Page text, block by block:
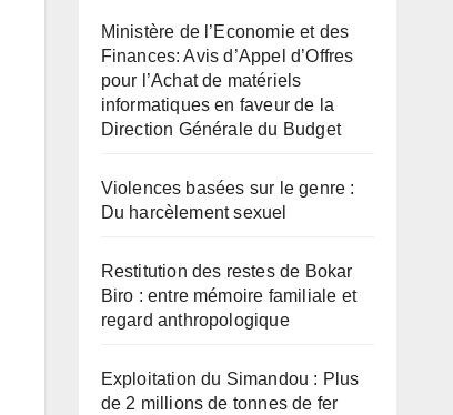
Ministère de l’Economie et des
Finances: Avis d’Appel d’Offres
pour l’Achat de matériels
informatiques en faveur de la
Direction Générale du Budget
Violences basées sur le genre :
Du harcèlement sexuel
Restitution des restes de Bokar
Biro : entre mémoire familiale et
regard anthropologique
Exploitation du Simandou : Plus
de 2 millions de tonnes de fer